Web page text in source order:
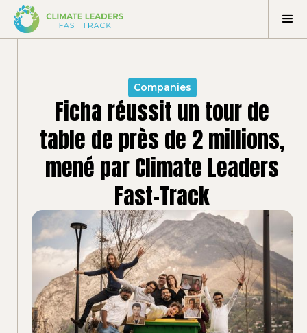
Companies
Ficha réussit un tour de
table de près de 2 millions,
mené par Climate Leaders
Fast-Track